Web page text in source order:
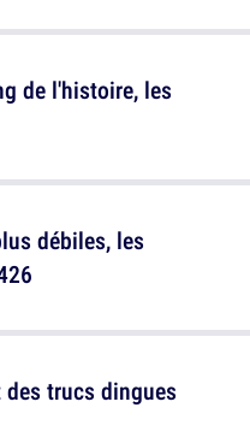
débiles, les
de l'histoire, les
trucs dingues